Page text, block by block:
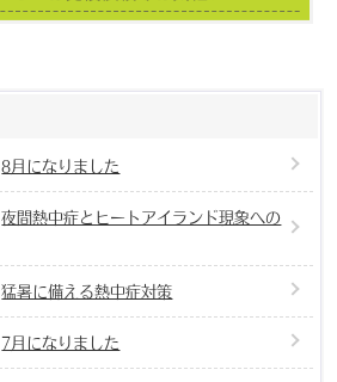
8月になりました
夜間熱中症とヒートアイランド現象への
猛暑に備える熱中症対策
7月になりました